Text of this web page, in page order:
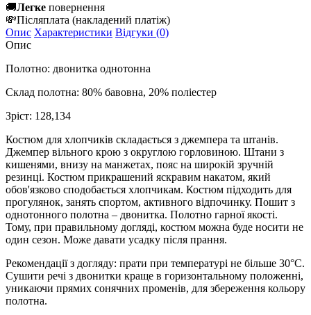
🚚Легке повернення
💸Післяплата (накладений платіж)
Опис Характеристики Відгуки (0)
Опис
Полотно: двонитка однотонна
Склад полотна: 80% бавовна, 20% поліестер
Зріст: 128,134
Костюм для хлопчиків складається з джемпера та штанів.
Джемпер вільного крою з округлою горловиною. Штани з
кишенями, внизу на манжетах, пояс на широкій зручній
резинці. Костюм прикрашений яскравим накатом, який
обов'язково сподобається хлопчикам. Костюм підходить для
прогулянок, занять спортом, активного відпочинку. Пошит з
однотонного полотна – двонитка. Полотно гарної якості.
Тому, при правильному догляді, костюм можна буде носити не
один сезон. Може давати усадку після прання.
Рекомендації з догляду: прати при температурі не більше 30°C.
Сушити речі з двонитки краще в горизонтальному положенні,
уникаючи прямих сонячних променів, для збереження кольору
полотна.